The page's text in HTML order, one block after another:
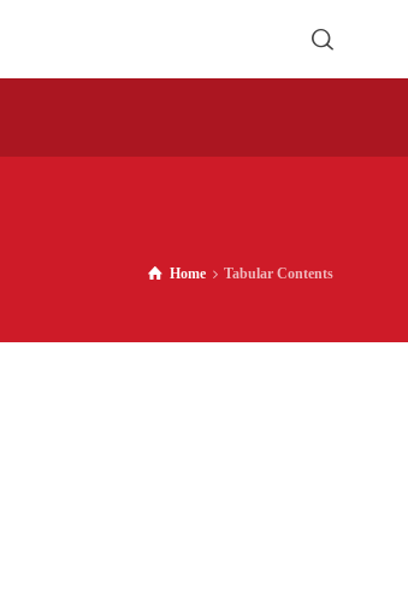
Home Tabular Contents